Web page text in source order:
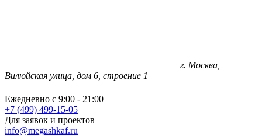
г. Москва,
Вилюйская улица, дом 6, строение 1
Ежедневно с 9:00 - 21:00
+7 (499) 499-15-05
Для заявок и проектов
info@megashkaf.ru